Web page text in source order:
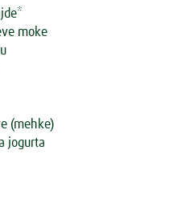
moke
(mehke)
jogurta